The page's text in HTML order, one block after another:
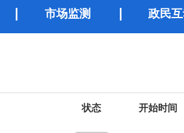
市场监测 政民
状态 开始时间